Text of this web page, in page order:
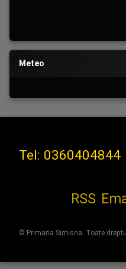
Meteo
Tel: 0360404844
RSS
© Primaria Simisna. Toate